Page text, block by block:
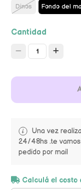
Dinos Fondo del
Cantidad
1
Una vez
24/48hs .te
pedido por mail
Calculá el costo